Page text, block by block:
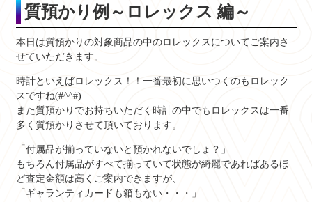
質預かり例～ロレックス 編～
本日は質預かりの対象商品の中のロレックスについてご案内さ
せていただきます。
時計といえばロレックス！！一番最初に思いつくのもロレック
スですね(#^^#)
また質預かりでお持ちいただく時計の中でもロレックスは一番
多く質預かりさせて頂いております。
「付属品が揃っていないと預かれないでしょ？」
もちろん付属品がすべて揃っていて状態が綺麗であればあるほ
ど査定金額は高くご案内できますが、
「ギャランティカードも箱もない・・・」